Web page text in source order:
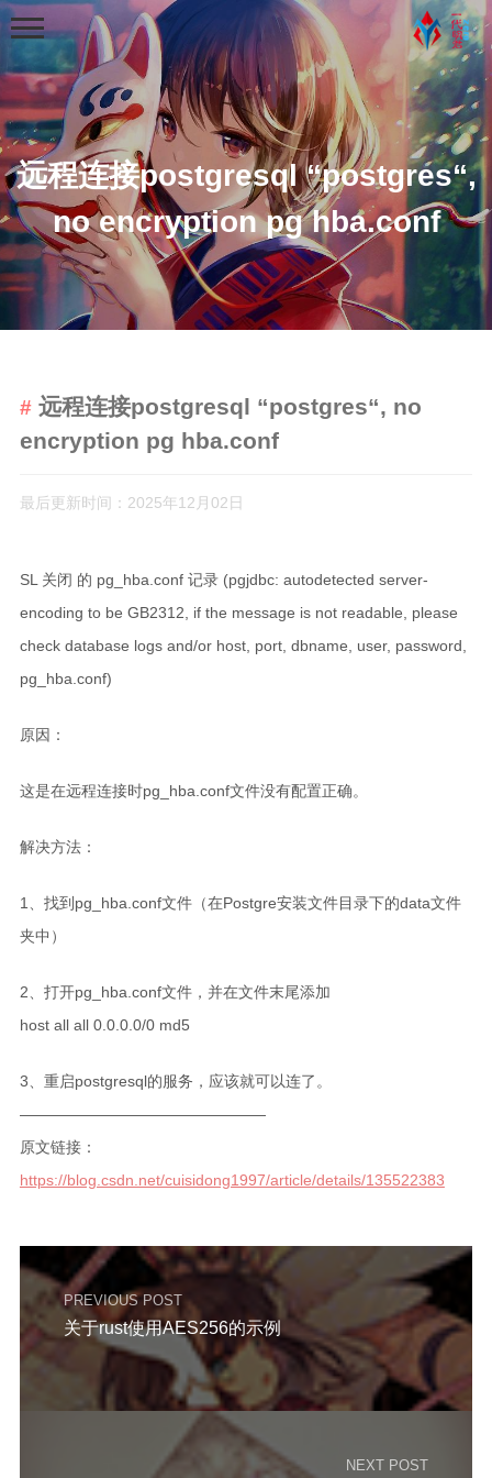
远程连接postgresql “postgres“,
no encryption pg hba.conf
远程连接postgresql “postgres“, no
encryption pg hba.conf
最后更新时间：2025年12月02日
SL 关闭 的 pg_hba.conf 记录 (pgjdbc: autodetected server-
encoding to be GB2312, if the message is not readable, please
check database logs and/or host, port, dbname, user, password,
pg_hba.conf)
原因：
这是在远程连接时pg_hba.conf文件没有配置正确。
解决方法：
1、找到pg_hba.conf文件（在Postgre安装文件目录下的data文件
夹中）
2、打开pg_hba.conf文件，并在文件末尾添加
host all all 0.0.0.0/0 md5
3、重启postgresql的服务，应该就可以连了。
————————————————
原文链接：
https://blog.csdn.net/cuisidong1997/article/details/135522383
PREVIOUS POST
关于rust使用AES256的示例
NEXT POST
首页
分类
python程序练习
web学习
spark学习笔记
java学习笔记
mysql学习笔记
kettle学习笔记
rust基础学习笔记
关于